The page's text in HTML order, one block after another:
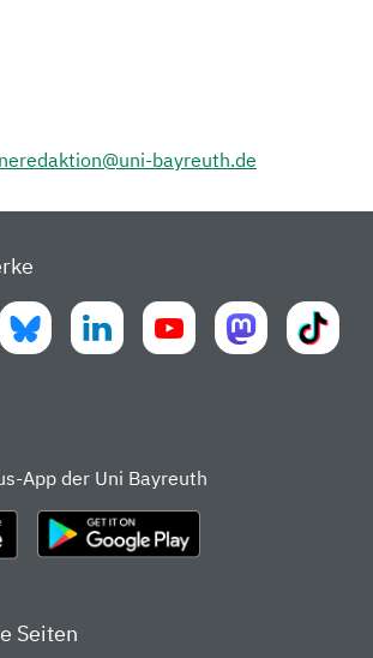
bayreuth.de
App der Uni Bayreuth
Seiten